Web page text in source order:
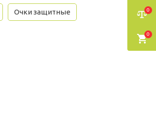
Очки защитные 0
0